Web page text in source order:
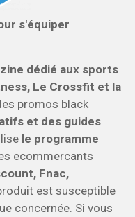
s'équiper
dédié aux sports
Le Crossfit et la
promos black
et des guides
le programme
ecommercants
Fnac,
est susceptible
concernée. Si vous